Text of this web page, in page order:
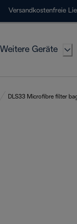
Versandkostenfreie
Weitere Geräte
DLS33 Microfibre filter